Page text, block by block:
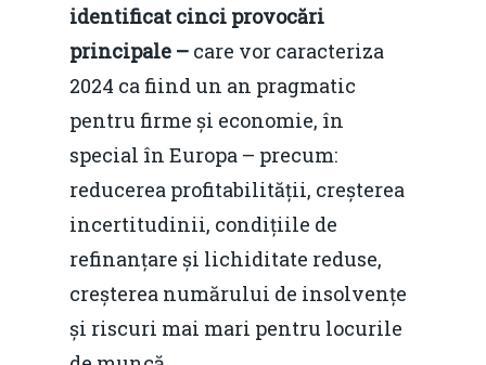
identificat cinci provocări
principale – care vor caracteriza
2024 ca fiind un an pragmatic
pentru firme și economie, în
special în Europa – precum:
reducerea profitabilității, creșterea
incertitudinii, condițiile de
refinanțare și lichiditate reduse,
creșterea numărului de insolvențe
și riscuri mai mari pentru locurile